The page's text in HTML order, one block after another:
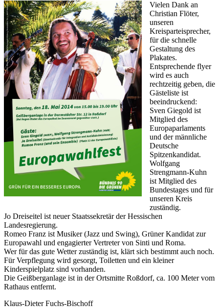
Vielen Dank an
Christian Flöter,
unseren
Kreisparteisprecher,
für die schnelle
Gestaltung des
Plakates.
Entsprechende flyer
wird es auch
rechtzeitig geben, die
Gästeliste ist
beeindruckend:
Sven Giegold ist
Mitglied des
Europaparlaments
und der männliche
Deutsche
Spitzenkandidat.
Wolfgang
Strengmann-Kuhn
ist Mitglied des
Bundestages und für
unseren Kreis
zuständig.
Jo Dreiseitel ist neuer Staatssekretär der Hessischen
Landesregierung.
Romeo Franz ist Musiker (Jazz und Swing), Grüner Kandidat zur
Europawahl und engagierter Vertreter von Sinti und Roma.
Wer für das gute Wetter zuständig ist, klärt sich bestimmt auch noch.
Für Verpflegung wird gesorgt, Toiletten und ein kleiner
Kinderspielplatz sind vorhanden.
Die Geißberganlage ist in der Ortsmitte Roßdorf, ca. 100 Meter vom
Rathaus entfernt.
Klaus-Dieter Fuchs-Bischoff